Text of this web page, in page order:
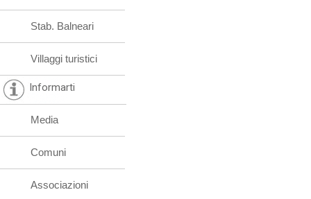
Stab. Balneari
Villaggi turistici
Informarti
Media
Comuni
Associazioni